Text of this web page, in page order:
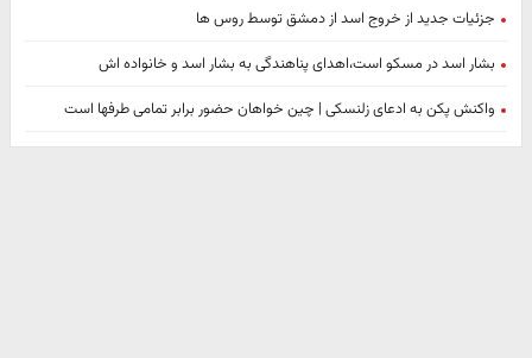
جزئیات جدید از خروج اسد از دمشق توسط روس ها
بشار اسد در مسکو است،اهدای پناهندگی به بشار اسد و خانواده اش
واکنش پکن به ادعای زلنسکی | چین خواهان حضور برابر تمامی طرفها است